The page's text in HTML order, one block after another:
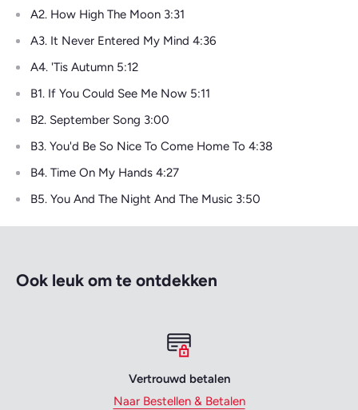
A2. How High The Moon 3:31
A3. It Never Entered My Mind 4:36
A4. 'Tis Autumn 5:12
B1. If You Could See Me Now 5:11
B2. September Song 3:00
B3. You'd Be So Nice To Come Home To 4:38
B4. Time On My Hands 4:27
B5. You And The Night And The Music 3:50
Ook leuk om te ontdekken
Vertrouwd betalen
Naar Bestellen & Betalen